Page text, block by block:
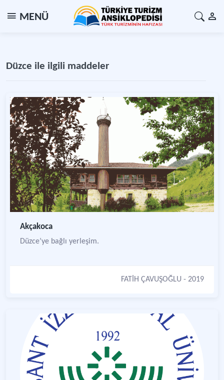
MENÜ
Düzce ile ilgili maddeler
Akçakoca
Düzce’ye bağlı yerleşim.
FATİH ÇAVUŞOĞLU - 2019